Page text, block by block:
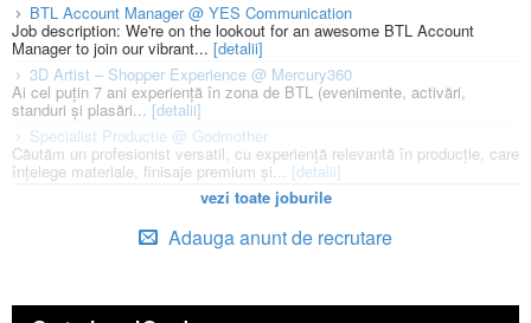
BTL Account Manager @ YES Communication
Job description: We're on the lookout for an awesome BTL Account
Manager to join our vibrant... [detalii]
3D Artist – Shopper Experience @ Mercury360
Ai cel puțin 7 ani experiență în zona de BTL (evenimente, activări,
standuri și plasări... [detalii]
Specialist Productie @ Godmother
Căutăm un profesionist versatil, cu experiență relevantă în producție, care
înțelege materiale, finisaje premium și... [detalii]
vezi toate joburile
Adauga anunt de recrutare